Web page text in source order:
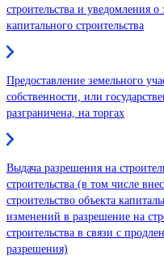
строительства и уведомления
капитального строительства
Предоставление земельного
собственности, или
разграничена, на торгах
Выдача разрешения на
строительства (в том числе
строительство объекта
изменений в разрешение на
строительства в связи с
разрешения)